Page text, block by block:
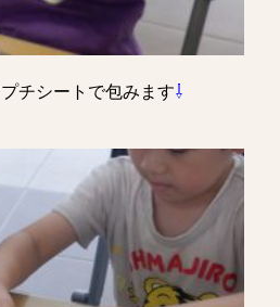
チシートで包みます⇩